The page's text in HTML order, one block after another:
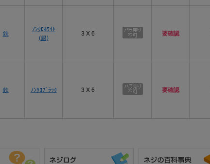
鉄
ﾉﾝｸﾛﾎﾜｲﾄ
(銀)
3 X 6 要確認
鉄 ﾉﾝｸﾛﾌﾞﾗｯｸ 3 X 6 要確認